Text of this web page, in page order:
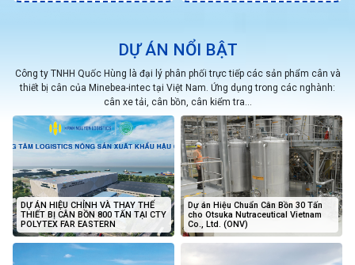
DỰ ÁN NỔI BẬT
Công ty TNHH Quốc Hùng là đại lý phân phối trực tiếp các sản phẩm cân và
thiết bị cân của Minebea-intec tại Việt Nam. Ứng dụng trong các nghành:
cân xe tải, cân bồn, cân kiểm tra...
DỰ ÁN HIỆU CHỈNH VÀ THAY THẾ
THIẾT BỊ CÂN BỒN 800 TẤN TẠI CTY
POLYTEX FAR EASTERN
Dự án Hiệu Chuẩn Cân Bồn 30 Tấn
cho Otsuka Nutraceutical Vietnam
Co., Ltd. (ONV)